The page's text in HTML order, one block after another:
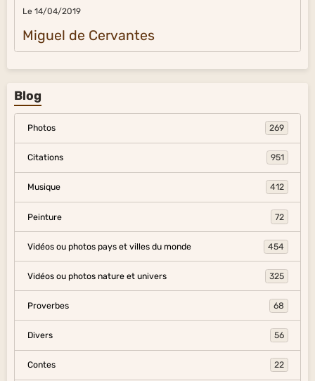
Le 14/04/2019
Miguel de Cervantes
Blog
Photos 269
Citations 951
Musique 412
Peinture 72
Vidéos ou photos pays et villes du monde 454
Vidéos ou photos nature et univers 325
Proverbes 68
Divers 56
Contes 22